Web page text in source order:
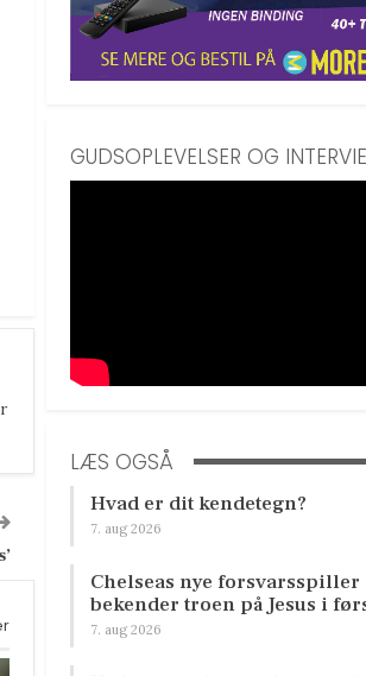
GUDSOPLEVELSER OG
LÆS OGSÅ
Hvad er dit kendetegn?
7. aug 2026
Chelseas nye forsvarsspiller
bekender troen på Jesus i
7. aug 2026